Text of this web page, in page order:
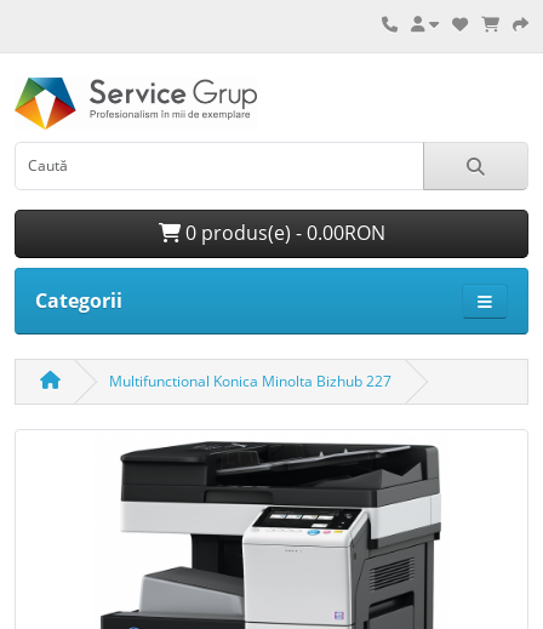
0 produs(e) - 0.00RON
Categorii
Multifunctional Konica Minolta Bizhub 227